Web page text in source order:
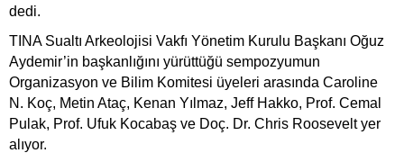
dedi.
TINA Sualtı Arkeolojisi Vakfı Yönetim Kurulu Başkanı Oğuz
Aydemir’in başkanlığını yürüttüğü sempozyumun
Organizasyon ve Bilim Komitesi üyeleri arasında Caroline
N. Koç, Metin Ataç, Kenan Yılmaz, Jeff Hakko, Prof. Cemal
Pulak, Prof. Ufuk Kocabaş ve Doç. Dr. Chris Roosevelt yer
alıyor.